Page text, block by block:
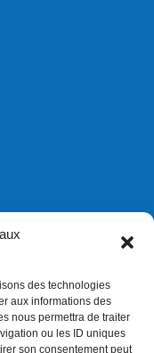
des technologies
aux informations des
nous permettra de traiter
ou les ID uniques
son consentement peut